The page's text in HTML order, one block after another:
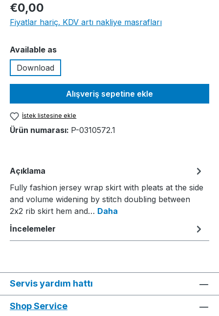
€0,00
Fiyatlar hariç. KDV artı nakliye masrafları
Seçin
Available as
Download
Alışveriş sepetine ekle
İstek listesine ekle
Ürün numarası: P-0310572.1
Açıklama
Fully fashion jersey wrap skirt with pleats at the side
and volume widening by stitch doubling between
2x2 rib skirt hem and… Daha
İncelemeler
Servis yardım hattı
Shop Service